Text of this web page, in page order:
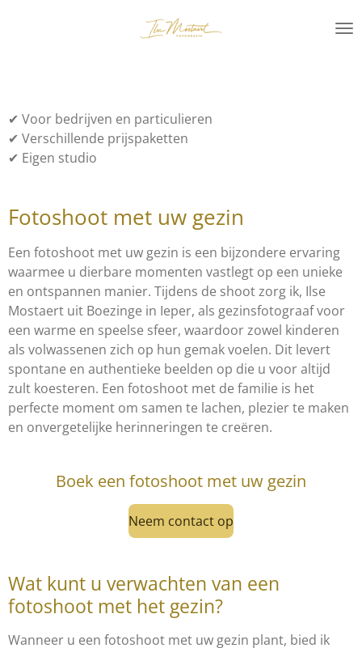
✔ Voor bedrijven en particulieren
✔ Verschillende prijspaketten
✔ Eigen studio
Fotoshoot met uw gezin
Een fotoshoot met uw gezin is een bijzondere ervaring
waarmee u dierbare momenten vastlegt op een unieke
en ontspannen manier. Tijdens de shoot zorg ik, Ilse
Mostaert uit Boezinge in Ieper, als gezinsfotograaf voor
een warme en speelse sfeer, waardoor zowel kinderen
als volwassenen zich op hun gemak voelen. Dit levert
spontane en authentieke beelden op die u voor altijd
zult koesteren. Een fotoshoot met de familie is het
perfecte moment om samen te lachen, plezier te maken
en onvergetelijke herinneringen te creëren.
Boek een fotoshoot met uw gezin
Neem contact op
Wat kunt u verwachten van een
fotoshoot met het gezin?
Wanneer u een fotoshoot met uw gezin plant, bied ik